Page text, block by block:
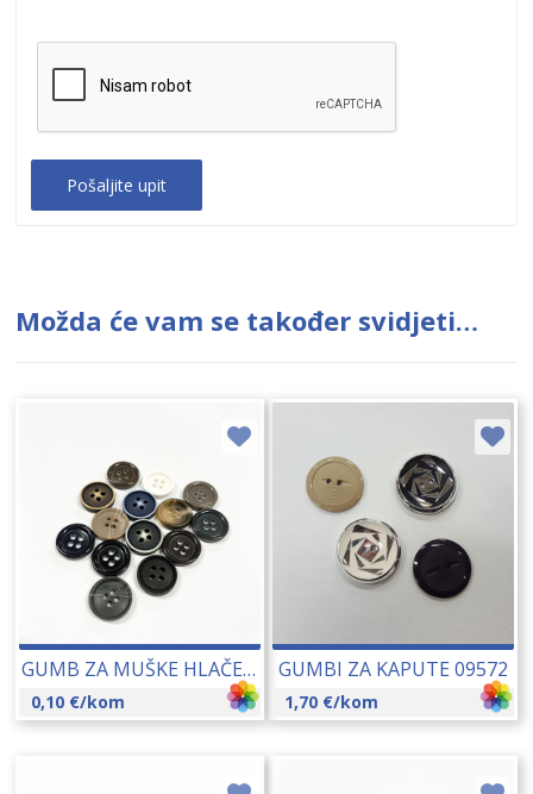
Možda će vam se također svidjeti…
GUMB ZA MUŠKE HLAČE TROY 15 MM 10083
0,10 €/kom
GUMBI ZA KAPUTE 09572
1,70 €/kom